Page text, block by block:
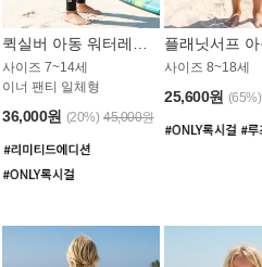
사이즈 7~14세
이너 팬티 일체형
36,000원 (20%) 45,000원
사이즈 8~18세
25,600원 (65%)